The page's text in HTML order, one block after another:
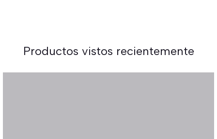
Productos vistos recientemente